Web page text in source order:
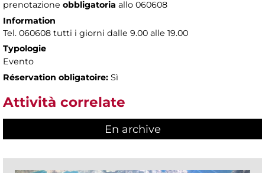
prenotazione obbligatoria allo 060608
Information
Tel. 060608 tutti i giorni dalle 9.00 alle 19.00
Typologie
Evento
Réservation obligatoire: Sì
Attività correlate
En archive